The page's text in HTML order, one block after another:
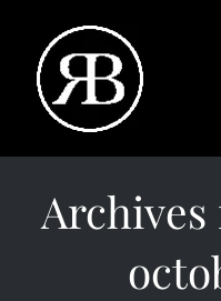
Archives